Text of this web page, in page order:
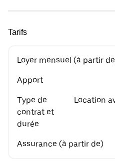
Tarifs
Loyer mensuel (à partir
Apport
Type de
contrat et
durée
Location
Assurance (à partir de)